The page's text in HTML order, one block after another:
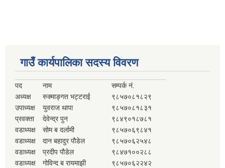
गाउँ कार्यपालिका सदस्य विवरण
पद नाम
सम्पर्क नं.
अध्यक्ष
रुक्माङ्गत भट्टराई
९८५७०८१८२९
उपाध्यक्ष
युवराज थापा
९८५७०८१८३१
प्रवक्ता
देवेन्द्र पुन
९८४९०१८७८१
वडाध्यक्ष
सोम ब दर्लामी
९८५७०६९८४१
वडाध्यक्ष
दान बहादुर पौडेल
९८५७०६२५४८
वडाध्यक्ष
प्रदीप पौडेल
९८४७१००२८८
वडाध्यक्ष
गोविन्द ब रायमाझी
९८५७०६२२४२